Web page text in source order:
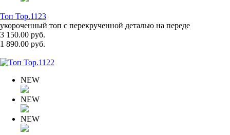
Топ Top.1123
укороченный топ с перекрученной деталью на переде
3 150.00 руб.
1 890.00 руб.
NEW
NEW
NEW